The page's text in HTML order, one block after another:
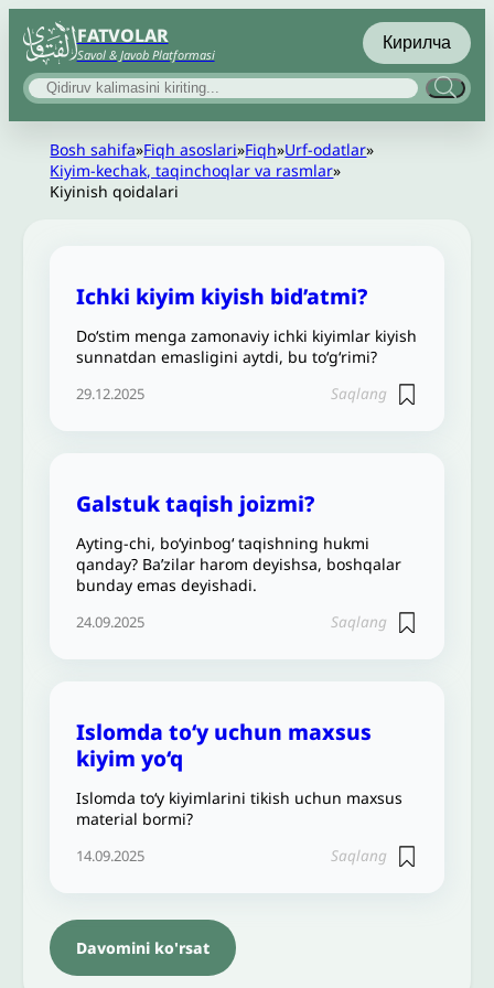
FATVOLAR
Savol & Javob Platformasi
Кирилча
Bosh sahifa»Fiqh asoslari»Fiqh»Urf-odatlar»
Kiyim-kechak, taqinchoqlar va rasmlar»
Kiyinish qoidalari
Ichki kiyim kiyish bid’atmi?
Do‘stim menga zamonaviy ichki kiyimlar kiyish
sunnatdan emasligini aytdi, bu to‘g‘rimi?
29.12.2025 Saqlang
Galstuk taqish joizmi?
Ayting-chi, bo‘yinbog‘ taqishning hukmi
qanday? Ba’zilar harom deyishsa, boshqalar
bunday emas deyishadi.
24.09.2025 Saqlang
Islomda to‘y uchun maxsus
kiyim yo‘q
Islomda to‘y kiyimlarini tikish uchun maxsus
material bormi?
14.09.2025 Saqlang
Davomini ko'rsat